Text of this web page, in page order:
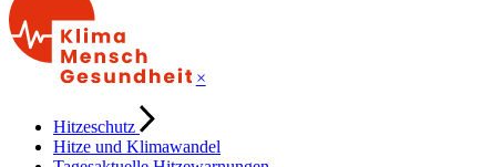
×
Hitzeschutz
Hitze und Klimawandel